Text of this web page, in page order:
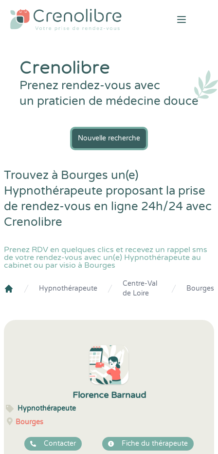
Open
Crenolibre
Prenez rendez-vous avec
un praticien de médecine douce
Nouvelle recherche
Trouvez à Bourges un(e)
Hypnothérapeute proposant la prise
de rendez-vous en ligne 24h/24 avec
Crenolibre
Prenez RDV en quelques clics et recevez un rappel sms
de votre rendez-vous avec un(e) Hypnothérapeute au
cabinet ou par visio à Bourges
Hypnothérapeute
Centre-Val
de Loire
Bourges
Florence Barnaud
Hypnothérapeute
Bourges
Contacter Fiche du thérapeute